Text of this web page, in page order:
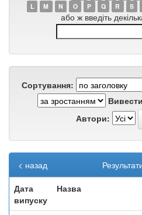
L
M N O P Q R S
або ж введіть
Сортування:
Автори:
< назад
Дата
випуску
Назва